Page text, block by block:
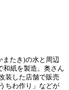
たき)の水と周辺
和紙を製造。奥さん
装した店舗で販売
ちわ作り」などが